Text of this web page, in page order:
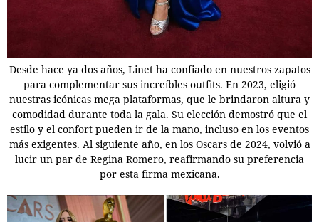
Desde hace ya dos años, Linet ha confiado en nuestros zapatos
para complementar sus increíbles outfits. En 2023, eligió
nuestras icónicas mega plataformas, que le brindaron altura y
comodidad durante toda la gala. Su elección demostró que el
estilo y el confort pueden ir de la mano, incluso en los eventos
más exigentes. Al siguiente año, en los Oscars de 2024, volvió a
lucir un par de Regina Romero, reafirmando su preferencia
por esta firma mexicana.